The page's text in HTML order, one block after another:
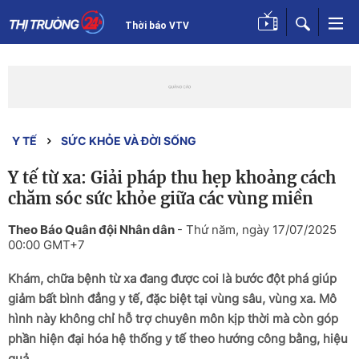
Thời báo VTV
Y TẾ SỨC KHỎE VÀ ĐỜI SỐNG
Y tế từ xa: Giải pháp thu hẹp khoảng cách
chăm sóc sức khỏe giữa các vùng miền
Theo Báo Quân đội Nhân dân - Thứ năm, ngày 17/07/2025
00:00 GMT+7
Khám, chữa bệnh từ xa đang được coi là bước đột phá giúp
giảm bất bình đẳng y tế, đặc biệt tại vùng sâu, vùng xa. Mô
hình này không chỉ hỗ trợ chuyên môn kịp thời mà còn góp
phần hiện đại hóa hệ thống y tế theo hướng công bằng, hiệu